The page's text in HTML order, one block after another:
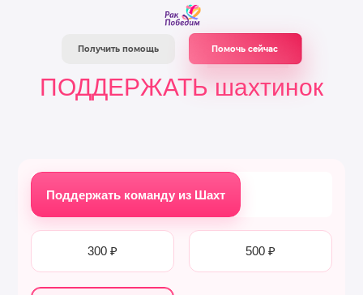
Получить помощь Помочь сейчас
ПОДДЕРЖАТЬ шахтинок
Поддержать команду из Шахт
300 ₽ 500 ₽